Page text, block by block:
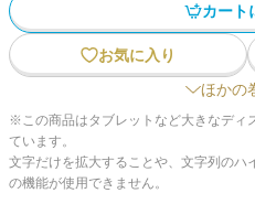
カート
お気に入り
ほかの
※この商品はタブレットなど大きなディ
ています。
文字だけを拡大することや、文字列の
の機能が使用できません。